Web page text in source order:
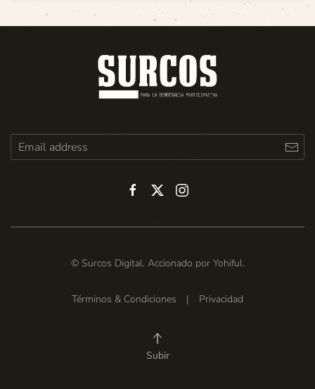
© Surcos Digital. Accionado por Yohiful.
Términos & Condiciones | Privacidad
Subir